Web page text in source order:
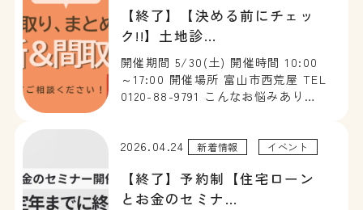
【終了】【決める前にチェッ
ク!!】土地診…
開催期間 5/30(土) 開催時間 10:00
～17:00 開催場所 富山市西荒屋 TEL
0120-88-9791 こんなお悩みありま
気になる土地があるんだけど、日当
2026.04.24 新着情報 イベント
【終了】予約制【住宅ローン
とお金のセミナ…